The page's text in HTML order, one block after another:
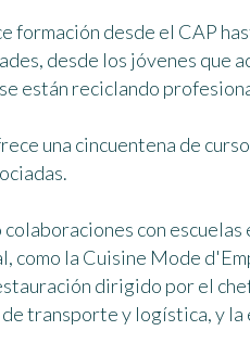
formación desde el CAP
desde los jóvenes que
están reciclando
una cincuentena de
con escuelas
como la Cuisine Mode
dirigido por el
transporte y logística, y la